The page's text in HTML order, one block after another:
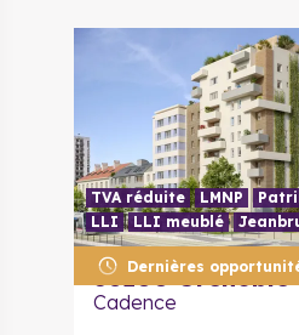
Dernières
TVA réduite LMNP
LLI
LLI meublé
38100 Grenoble
Cadence